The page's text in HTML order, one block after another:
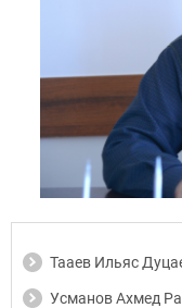
Тааев Ильяс
Усманов Ахмед